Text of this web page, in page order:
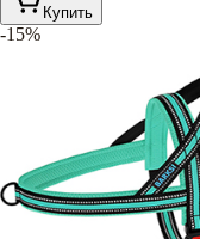
Купить
-15%